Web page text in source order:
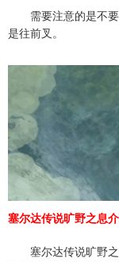
需要注意的是不要
是往前叉。
塞尔达传说旷野之息
塞尔达传说旷野之